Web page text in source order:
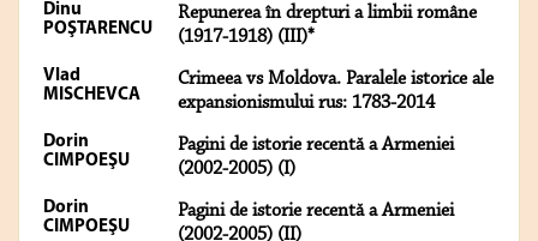
Dinu
POŞTARENCU
Repunerea în drepturi a limbii române
(1917-1918) (III)*
Vlad
MISCHEVCA
Crimeea vs Moldova. Paralele istorice ale
expansionismului rus: 1783-2014
Dorin
CIMPOEŞU
Pagini de istorie recentă a Armeniei
(2002-2005) (I)
Dorin
CIMPOEŞU
Pagini de istorie recentă a Armeniei
(2002-2005) (II)